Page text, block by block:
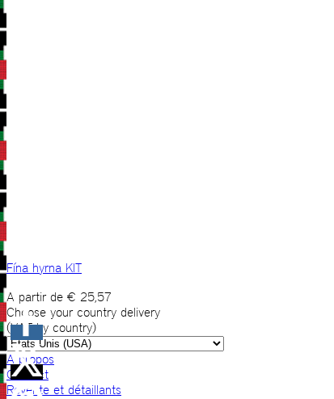
Fína hyrna KIT
A partir de € 25,57
Choose your country delivery
(VAT by country)
A propos
Contact
Revente et détaillants